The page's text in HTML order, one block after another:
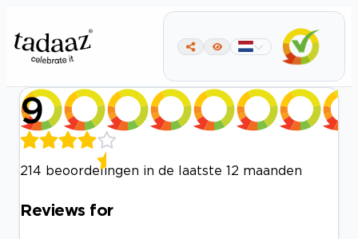
9
214 beoordelingen in de laatste 12 maanden
Reviews for